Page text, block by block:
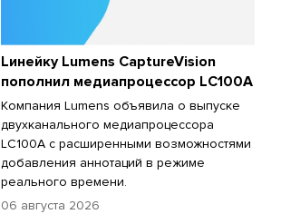
Lинейку Lumens CaptureVision
пополнил медиапроцессор LC100A
Компания Lumens объявила о выпуске
двухканального медиапроцессора
LC100A с расширенными возможностями
добавления аннотаций в режиме
реального времени.
06 августа 2026